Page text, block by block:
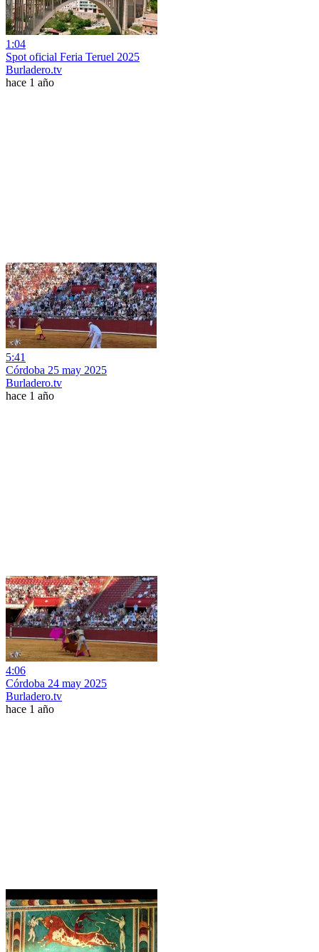
1:04
Spot oficial Feria Teruel 2025
Burladero.tv
hace 1 año
5:41
Córdoba 25 may 2025
Burladero.tv
hace 1 año
4:06
Córdoba 24 may 2025
Burladero.tv
hace 1 año